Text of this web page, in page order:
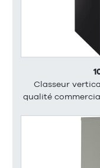
Classeur
qualité